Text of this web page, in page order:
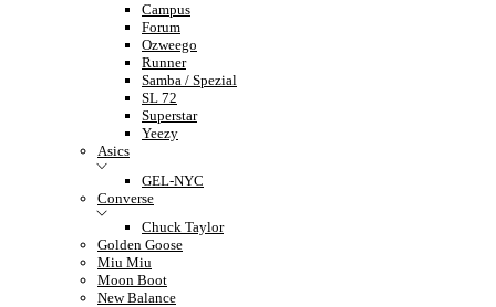
Campus
Forum
Ozweego
Runner
Samba / Spezial
SL 72
Superstar
Yeezy
Asics
GEL-NYC
Converse
Chuck Taylor
Golden Goose
Miu Miu
Moon Boot
New Balance